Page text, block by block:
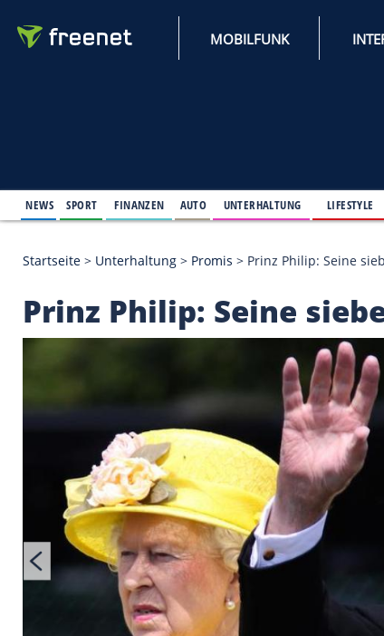
MOBILFUNK
Startseite Unterhaltung >Promis > Prinz
Prinz Philip: Seine